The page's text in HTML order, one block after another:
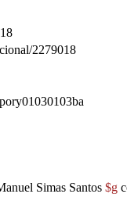
2279018
Simas Santos $g